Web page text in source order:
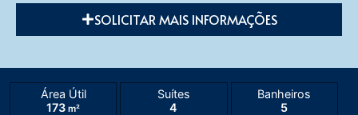
SOLICITAR MAIS INFORMAÇÕES
Área Útil
173 m²
Suítes
4
Banheiros
5